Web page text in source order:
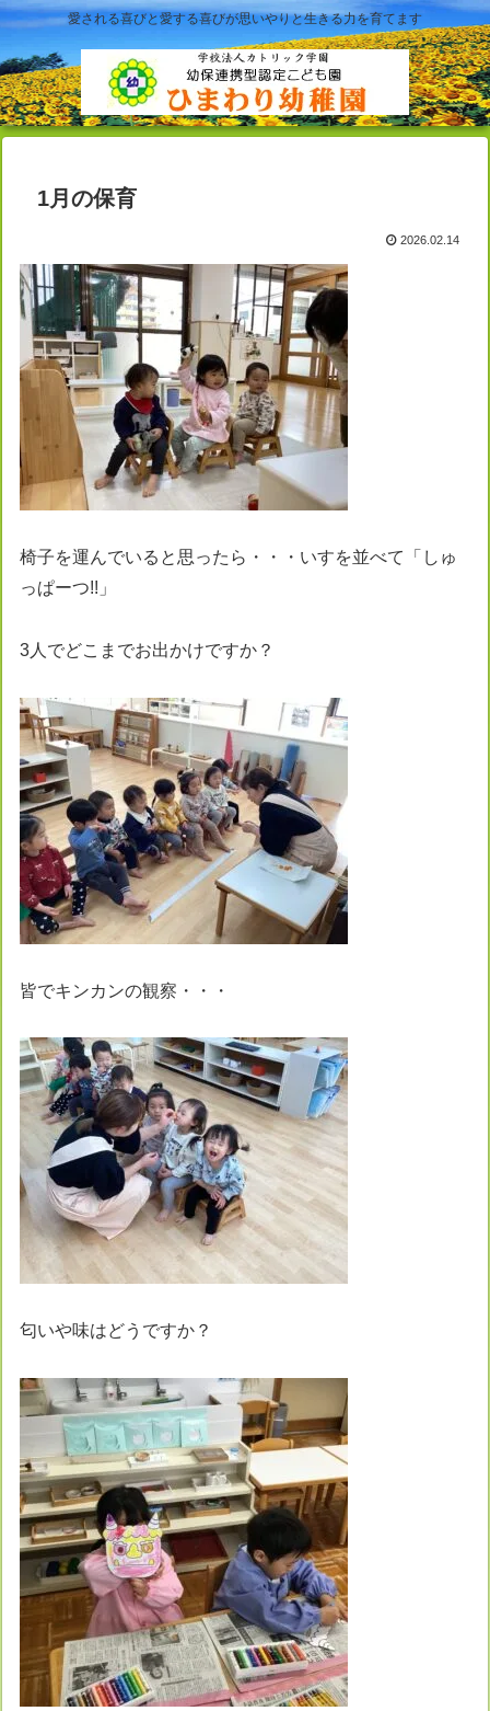
愛される喜びと愛する喜びが思いやりと生きる力を育てます
1月の保育
2026.02.14
椅子を運んでいると思ったら・・・いすを並べて「しゅ
っぱーつ!!」
3人でどこまでお出かけですか？
皆でキンカンの観察・・・
匂いや味はどうですか？